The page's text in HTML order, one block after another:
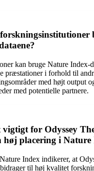
kan bruge Nature Index-
præstationer i forhold til
med højt output
med potentielle partnere.
for Odyssey
høj placering i Nature
Index indikerer, at
til høj kvalitet